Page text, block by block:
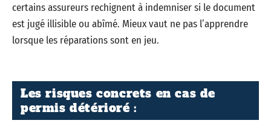
certains assureurs rechignent à indemniser si le document
est jugé illisible ou abîmé. Mieux vaut ne pas l’apprendre
lorsque les réparations sont en jeu.
Les risques concrets en cas de
permis détérioré :